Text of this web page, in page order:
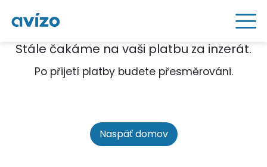
Stále čakáme na vaši platbu za inzerát.
Po přijetí platby budete přesměrováni.
Naspäť domov